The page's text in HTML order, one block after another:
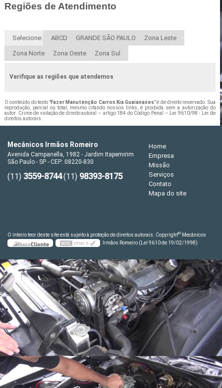
Regiões de Atendimento
Selecione: ABCD GRANDE SÃO PAULO Zona Leste
Zona Norte Zona Oeste Zona Sul
Verifique as regiões que atendemos
O conteúdo do texto "Fazer Manutenção Carros Kia Guaianases" é de direito reservado. Sua
reprodução, parcial ou total, mesmo citando nossos links, é proibida sem a autorização do
autor. Crime de violação de direito autoral – artigo 184 do Código Penal – Lei 9610/98 - Lei de
direitos autorais.
Mecânicos Irmãos Romeiro
Avenida Campanella, 1982 - Jardim Itapemirim
São Paulo - SP - CEP: 08220-830
(11) 3559-8744(11) 98393-8175
Home
Empresa
Missão
Serviços
Contato
Mapa do site
O inteiro teor deste site está sujeito à proteção de direitos autorais. Copyright© Mecânicos
Irmãos Romeiro (Lei 9610 de 19/02/1998)